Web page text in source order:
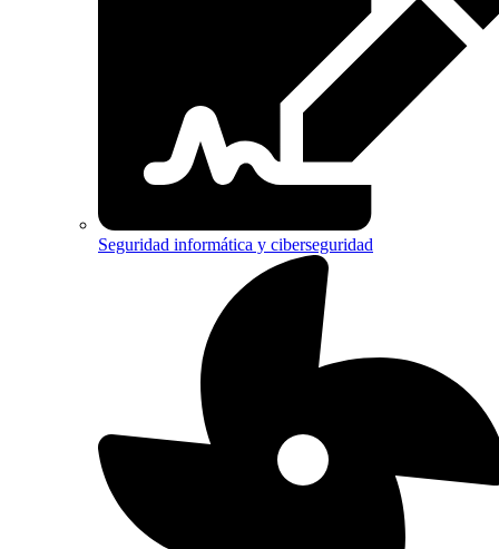
Seguridad informática y ciberseguridad